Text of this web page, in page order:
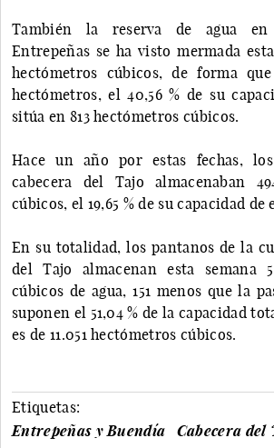
También la reserva de agua
Entrepeñas se ha visto mermada
hectómetros cúbicos, de forma que
hectómetros, el 40,56 % de su
sitúa en 813 hectómetros cúbicos.
Hace un año por estas fechas,
cabecera del Tajo almacenaban
cúbicos, el 19,65 % de su capacidad de
En su totalidad, los pantanos de la
del Tajo almacenan esta semana
cúbicos de agua, 151 menos que la
suponen el 51,04 % de la capacidad
es de 11.051 hectómetros cúbicos.
Etiquetas:
Entrepeñas y Buendía
Cabecera del